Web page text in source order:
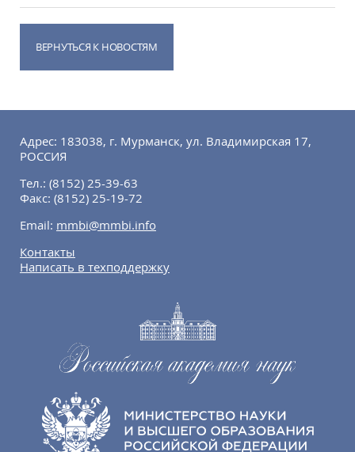
ВЕРНУТЬСЯ К НОВОСТЯМ
Адрес: 183038, г. Мурманск, ул. Владимирская 17,
РОССИЯ
Тел.: (8152) 25-39-63
Факс: (8152) 25-19-72
Email: mmbi@mmbi.info
Контакты
Написать в техподдержку